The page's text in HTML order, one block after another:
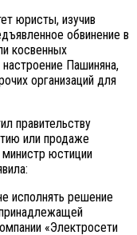
юристы, изучив
обвинение в
косвенных
Пашиняна,
организаций для
правительству
или продаже
министр юстиции
исполнять решение
«Электросети